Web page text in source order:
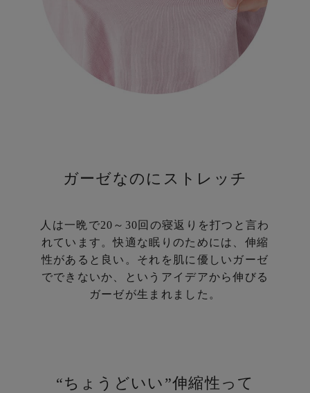
g
ガーゼなのにストレッチ
人は一晩で20～30回の寝返りを打つと言わ
れています。快適な眠りのためには、伸縮
性があると良い。 それを肌に優しいガーゼ
でできないか、という アイデアから伸びる
ガーゼが生まれました。
“ちょうどいい”伸縮性って